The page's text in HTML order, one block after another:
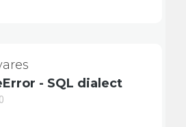
- SQL dialect